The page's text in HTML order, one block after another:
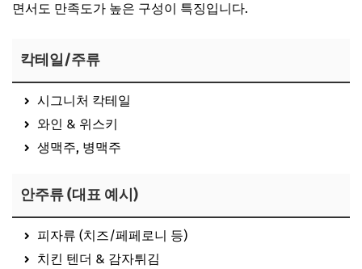
면서도 만족도가 높은 구성이 특징입니다.
칵테일/주류
시그니처 칵테일
와인 & 위스키
생맥주, 병맥주
안주류 (대표 예시)
피자류 (치즈/페페로니 등)
치킨 텐더 & 감자튀김